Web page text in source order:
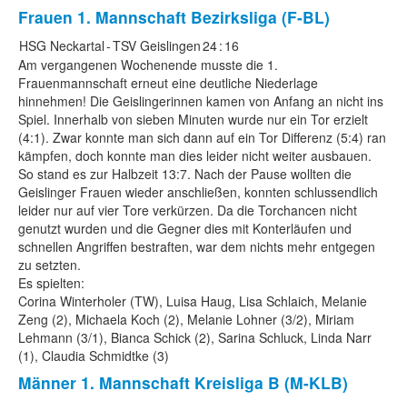
Frauen 1. Mannschaft Bezirksliga (F-BL)
HSG Neckartal-TSV Geislingen24: 16
Am vergangenen Wochenende musste die 1.
Frauenmannschaft erneut eine deutliche Niederlage
hinnehmen! Die Geislingerinnen kamen von Anfang an nicht ins
Spiel. Innerhalb von sieben Minuten wurde nur ein Tor erzielt
(4:1). Zwar konnte man sich dann auf ein Tor Differenz (5:4) ran
kämpfen, doch konnte man dies leider nicht weiter ausbauen.
So stand es zur Halbzeit 13:7. Nach der Pause wollten die
Geislinger Frauen wieder anschließen, konnten schlussendlich
leider nur auf vier Tore verkürzen. Da die Torchancen nicht
genutzt wurden und die Gegner dies mit Konterläufen und
schnellen Angriffen bestraften, war dem nichts mehr entgegen
zu setzten.
Es spielten:
Corina Winterholer (TW), Luisa Haug, Lisa Schlaich, Melanie
Zeng (2), Michaela Koch (2), Melanie Lohner (3/2), Miriam
Lehmann (3/1), Bianca Schick (2), Sarina Schluck, Linda Narr
(1), Claudia Schmidtke (3)
Männer 1. Mannschaft Kreisliga B (M-KLB)